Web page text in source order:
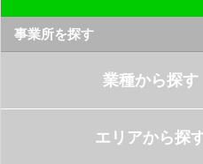
事業所を探す
業種から探す
エリアから探